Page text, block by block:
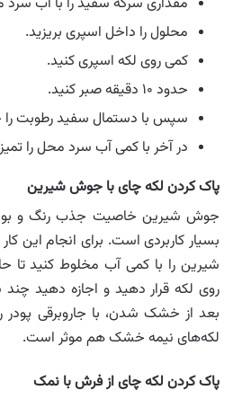
محلول را داخل اسپری بریزید.
کمی روی لکه اسپری کنید.
حدود ۱۰ دقیقه صبر کنید.
سپس با دستمال سفید رطوبت
در آخر با کمی آب سرد محل را
پاک کردن لکه چای با جوش شیرین
جوش شیرین خاصیت جذب رنگ و بو
بسیار کاربردی است. برای انجام این
شیرین را با کمی آب مخلوط کنید تا
روی لکه قرار دهید و اجازه دهید
بعد از خشک شدن، با جاروبرقی
لکه‌های نیمه خشک هم موثر است.
پاک کردن لکه چای از فرش با نمک